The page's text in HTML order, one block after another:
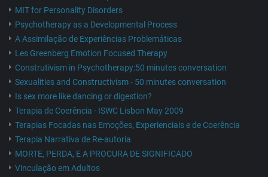
MIT for Personality Disorders
Psychotherapy as a Developmental Process
A Assimilação de Experiências Problemáticas
Les Greenberg Emotion Focused Therapy
Construtivism in Psychotherapy:50 minutes conversation
Sexualities and Constructivism - 50 minutes conversation
Is sex more like dancing or digestion?
Terapia de Coerência - ISWC Lisbon May 2009
Terapias Focadas nas Emoções, Experienciais e de Coerência
Terapia Narrativa de Re-autoria
MORTE, PERDA, E A PROCURA DE SIGNIFICADO
Vinculação em Adultos